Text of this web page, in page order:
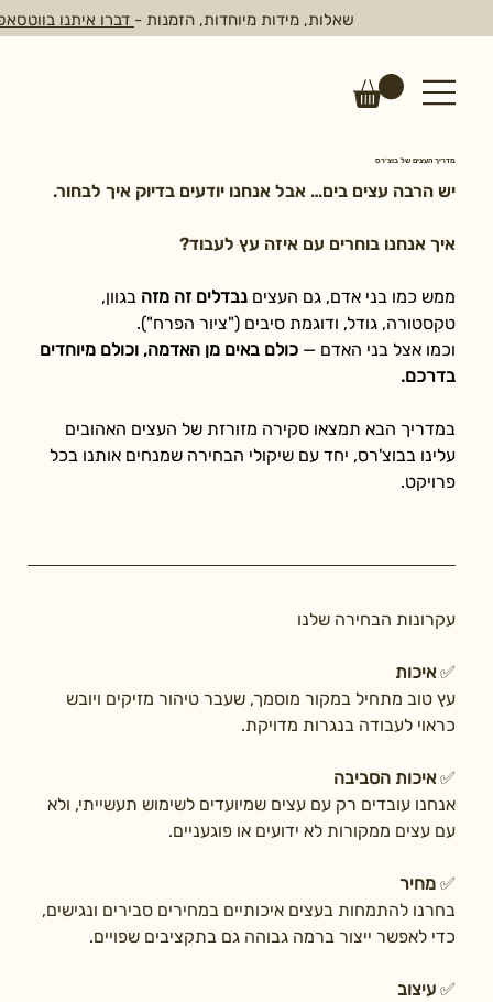
שאלות, מידות מיוחדות, הזמנות - דברו איתנו
מדריך העצים של בוצ׳רס
יש הרבה עצים בים… אבל אנחנו יודעים בדיוק איך לבחור.
איך אנחנו בוחרים עם איזה עץ לעבוד?
ממש כמו בני אדם, גם העצים נבדלים זה מזה בגוון,
טקסטורה, גודל, ודוגמת סיבים ("ציור הפרח").
וכמו אצל בני האדם — כולם באים מן האדמה, וכולם מיוחדים
בדרכם.
במדריך הבא תמצאו סקירה מזורזת של העצים האהובים
עלינו בבוצ'רס, יחד עם שיקולי הבחירה שמנחים אותנו בכל
פרויקט.
עקרונות הבחירה שלנו
✅ איכות
עץ טוב מתחיל במקור מוסמך, שעבר טיהור מזיקים ויובש
כראוי לעבודה בנגרות מדויקת.
✅ איכות הסביבה
אנחנו עובדים רק עם עצים שמיועדים לשימוש תעשייתי, ולא
עם עצים ממקורות לא ידועים או פוגעניים.
✅ מחיר
בחרנו להתמחות בעצים איכותיים במחירים סבירים ונגישים,
כדי לאפשר ייצור ברמה גבוהה גם בתקציבים שפויים.
✅ עיצוב